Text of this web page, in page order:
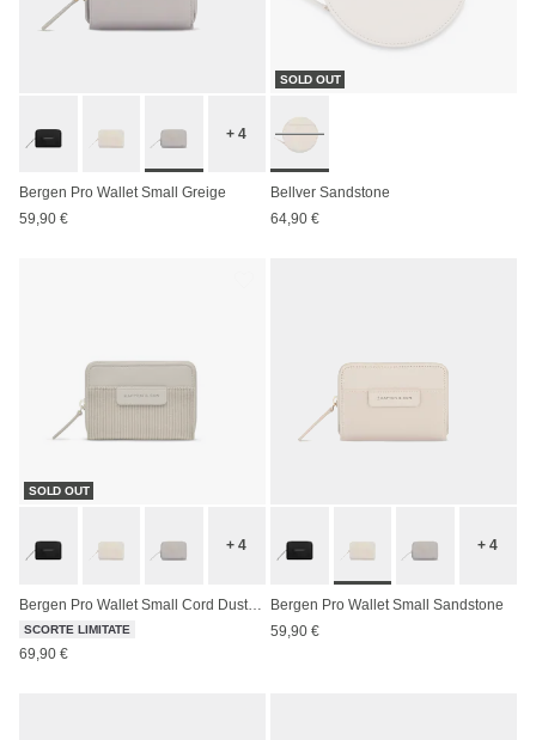
+ 4
Bergen Pro Wallet Small Greige
59,90 €
SOLD OUT
Bellver Sandstone
64,90 €
SOLD OUT
+ 4
SCORTE LIMITATE
69,90 €
+ 4
Bergen Pro Wallet Small Sandstone
59,90 €